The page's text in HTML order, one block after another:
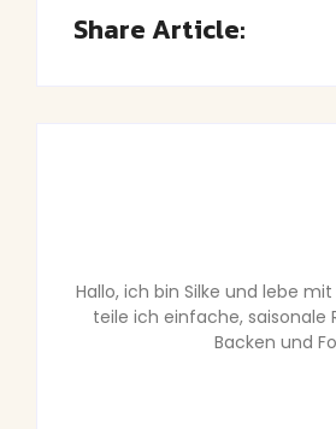
Share Article:
Hallo, ich bin Silke und lebe
teile ich einfache, saisonale
Backen und